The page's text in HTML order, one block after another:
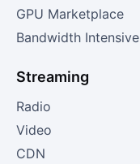
GPU Marketplace
Bandwidth Intensive
Streaming
Radio
Video
CDN